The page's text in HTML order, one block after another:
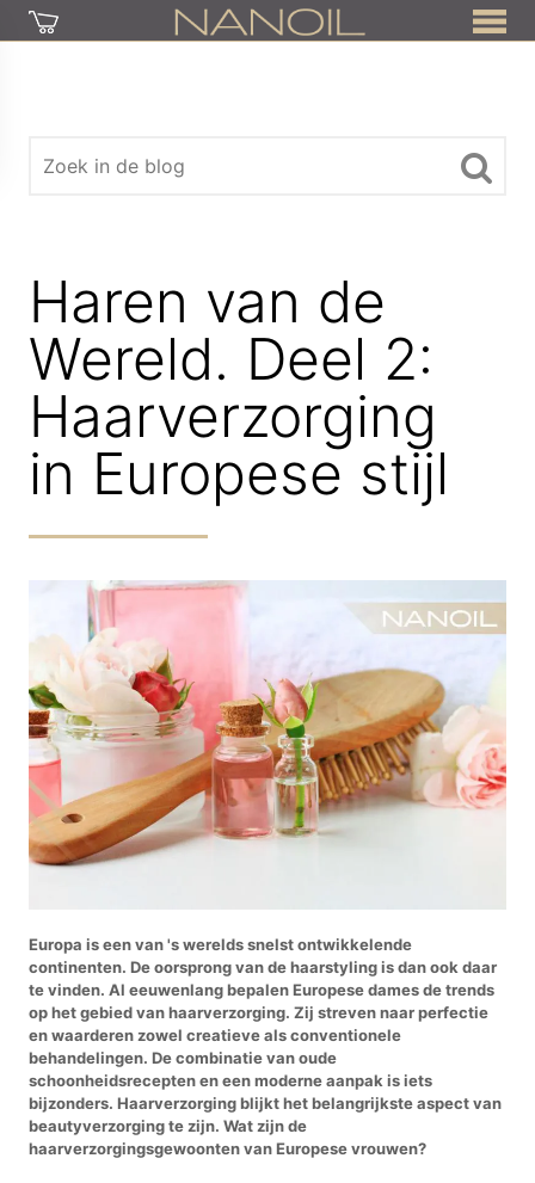
Haren van de
Wereld. Deel 2:
Haarverzorging
in Europese stijl
Europa is een van 's werelds snelst ontwikkelende
continenten. De oorsprong van de haarstyling is dan ook daar
te vinden. Al eeuwenlang bepalen Europese dames de trends
op het gebied van haarverzorging. Zij streven naar perfectie
en waarderen zowel creatieve als conventionele
behandelingen. De combinatie van oude
schoonheidsrecepten en een moderne aanpak is iets
bijzonders. Haarverzorging blijkt het belangrijkste aspect van
beautyverzorging te zijn. Wat zijn de
haarverzorgingsgewoonten van Europese vrouwen?